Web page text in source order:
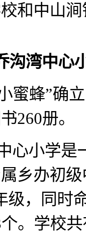
和中山
沟湾中心
蜂”确
260册。
小学是
乡办初
级，同时
。学校